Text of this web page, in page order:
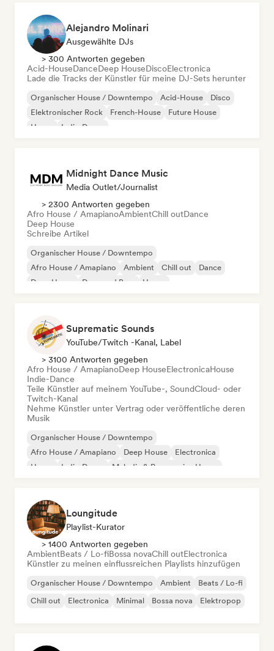
Alejandro Molinari
Ausgewählte DJs
> 300 Antworten gegeben
Acid-HouseDanceDeep HouseDiscoElectronica
Lade die Tracks der Künstler für meine DJ-Sets herunter
Organischer House / Downtempo Acid-House
Disco
Elektronischer Rock
French-House
Future House
House
Indie-Dance
Midnight Dance Music
Media Outlet/Journalist
> 2300 Antworten gegeben
Afro House / AmapianoAmbientChill outDance
Deep House
Schreibe Artikel
Organischer House / Downtempo
Afro House / Amapiano
Ambient Chill out
Dance
Deep House
Drum and Bass House
Suprematic Sounds
YouTube/Twitch -Kanal, Label
> 3100 Antworten gegeben
Afro House / AmapianoDeep HouseElectronicaHouse
Indie-Dance
Teile Künstler auf meinem YouTube-, SoundCloud- oder
Twitch-Kanal
Nehme Künstler unter Vertrag oder veröffentliche deren
Musik
Organischer House / Downtempo
Afro House / Amapiano
Deep House
Electronica
House
Indie-Dance
Melodic & Progressive House
Loungitude
Playlist-Kurator
> 1400 Antworten gegeben
AmbientBeats / Lo-fiBossa novaChill outElectronica
Künstler zu meinen einflussreichen Playlists hinzufügen
Organischer House / Downtempo Ambient
Beats / Lo-fi
Chill out
Electronica Minimal Bossa nova Elektropop